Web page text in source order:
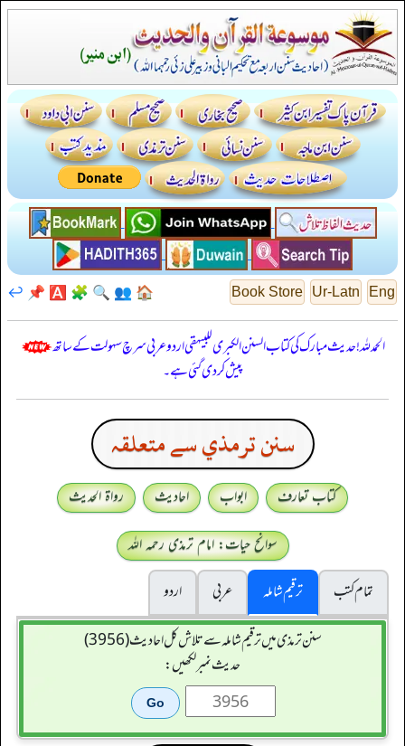
Eng
Ur-Latn
Book Store
🏠
👥
🔍
🧩
🅰️
📌
↩️
الحمدللہ! حدیث مبارک کی کتاب السنن الكبرى للبيهقي اردو عربی سرچ سہولت کے ساتھ
پیش کر دی گئی ہے۔
سنن ترمذي سے متعلقہ
کتاب تعارف ابواب احادیث
رواۃ الحدیث
سوانح حیات: امام ترمذی رحمہ اللہ
تمام کتب
ترقیم شاملہ عربی
اردو
سنن ترمذی میں ترقیم شاملہ سے تلاش کل احادیث (3956)
حدیث نمبر لکھیں: